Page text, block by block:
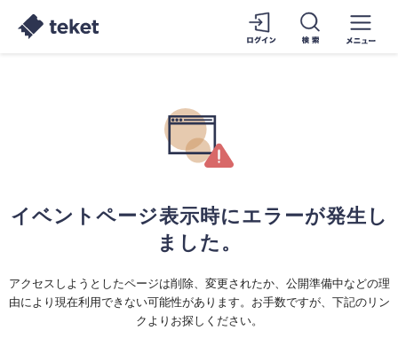
イベントページ表示時にエラーが発生し
ました。
アクセスしようとしたページは削除、変更されたか、公開準備中などの理
由により現在利用できない可能性があります。お手数ですが、下記のリン
クよりお探しください。